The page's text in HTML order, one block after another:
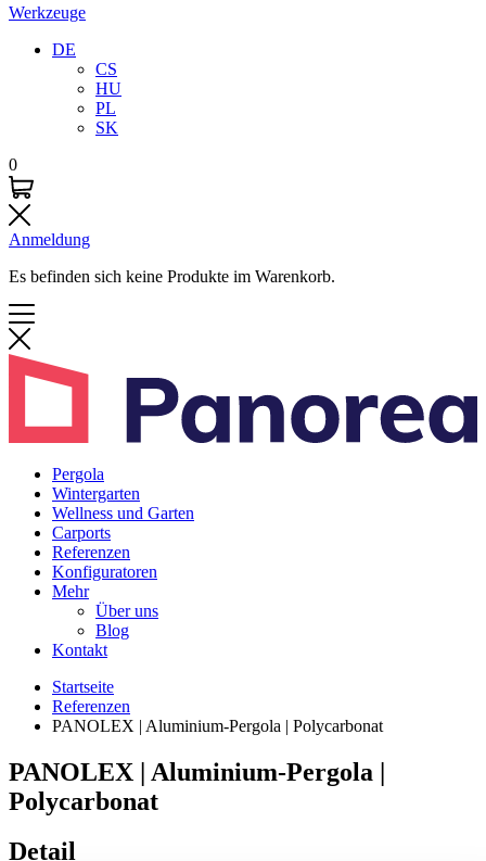
Werkzeuge
DE
CS
HU
PL
SK
0
Anmeldung
Es befinden sich keine Produkte im Warenkorb.
Pergola
Wintergarten
Wellness und Garten
Carports
Referenzen
Konfiguratoren
Mehr
Über uns
Blog
Kontakt
Startseite
Referenzen
PANOLEX | Aluminium-Pergola | Polycarbonat
PANOLEX | Aluminium-Pergola |
Polycarbonat
Detail